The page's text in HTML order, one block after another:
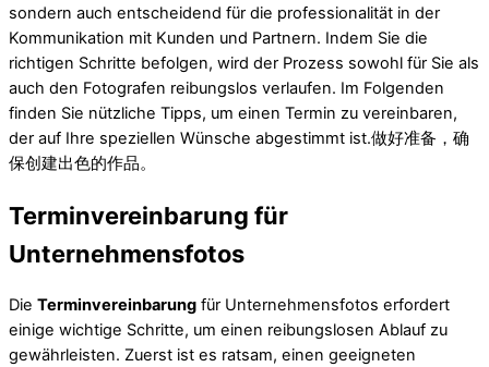
sondern auch entscheidend für die professionalität in der
Kommunikation mit Kunden und Partnern. Indem Sie die
richtigen Schritte befolgen, wird der Prozess sowohl für Sie als
auch den Fotografen reibungslos verlaufen. Im Folgenden
finden Sie nützliche Tipps, um einen Termin zu vereinbaren,
der auf Ihre speziellen Wünsche abgestimmt ist.做好准备，确
保创建出色的作品。
Terminvereinbarung für
Unternehmensfotos
Die Terminvereinbarung für Unternehmensfotos erfordert
einige wichtige Schritte, um einen reibungslosen Ablauf zu
gewährleisten. Zuerst ist es ratsam, einen geeigneten